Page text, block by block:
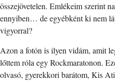
összejövetelen. Emlékeim szerint
ennyiben… de egyébként ki nem
vigyorral?
Azon a fotón is ilyen vidám, amit
lőttem róla egy Rockmaratonon.
olvasó, gyerekkori barátom, Kis